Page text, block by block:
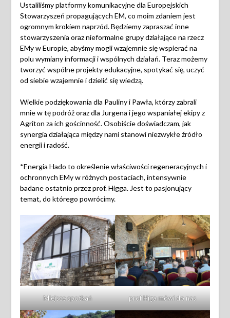
Ustaliliśmy platformy komunikacyjne dla Europejskich
Stowarzyszeń propagujących EM, co moim zdaniem jest
ogromnym krokiem naprzód. Będziemy zapraszać inne
stowarzyszenia oraz nieformalne grupy działające na rzecz
EMy w Europie, abyśmy mogli wzajemnie się wspierać na
polu wymiany informacji i wspólnych działań. Teraz możemy
tworzyć wspólne projekty edukacyjne, spotykać się, uczyć
od siebie wzajemnie i dzielić się wiedzą.
Wielkie podziękowania dla Pauliny i Pawła, którzy zabrali
mnie w tę podróż oraz dla Jurgena i jego wspaniałej ekipy z
Agriton za ich gościnność. Osobiście doświadczam, jak
synergia działająca między nami stanowi niezwykłe źródło
energii i radość.
*Energia Hado to określenie właściwości regeneracyjnych i
ochronnych EMy w różnych postaciach, intensywnie
badane ostatnio przez prof. Higga. Jest to pasjonujący
temat, do którego powrócimy.
Miejsce spotkań prof Higa mówi do nas